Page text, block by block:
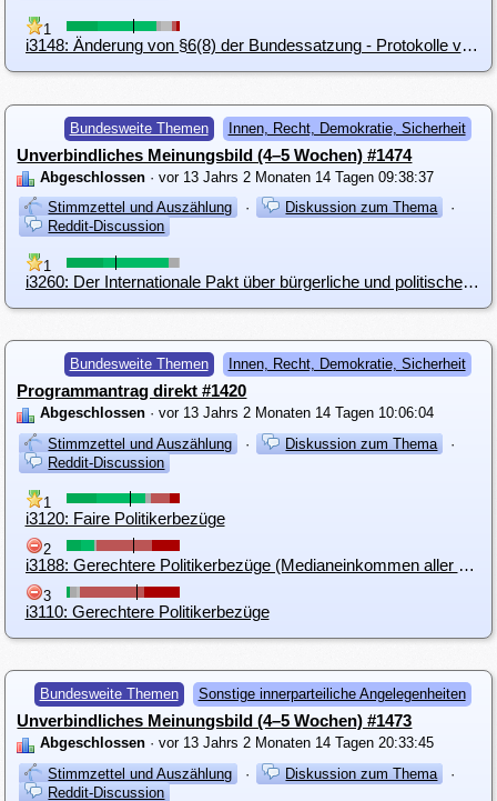
1
i3148: Änderung von §6(8) der Bundessatzung - Protokolle von Organen
Bundesweite Themen Innen, Recht, Demokratie, Sicherheit
Unverbindliches Meinungsbild (4–5 Wochen) #1474
Abgeschlossen · vor 13 Jahrs 2 Monaten 14 Tagen 09:38:37
Stimmzettel und Auszählung
· Diskussion zum Thema
·
Reddit-Discussion
1
i3260: Der Internationale Pakt über bürgerliche und politische Rechte (ICCPR-International Covenant on Civil and Political Rights)
Bundesweite Themen Innen, Recht, Demokratie, Sicherheit
Programmantrag direkt #1420
Abgeschlossen · vor 13 Jahrs 2 Monaten 14 Tagen 10:06:04
Stimmzettel und Auszählung
· Diskussion zum Thema
·
Reddit-Discussion
1
i3120: Faire Politikerbezüge
2
i3188: Gerechtere Politikerbezüge (Medianeinkommen aller mit Hauptwohnsitz in Ö)
3
i3110: Gerechtere Politikerbezüge
Bundesweite Themen Sonstige innerparteiliche Angelegenheiten
Unverbindliches Meinungsbild (4–5 Wochen) #1473
Abgeschlossen · vor 13 Jahrs 2 Monaten 14 Tagen 20:33:45
Stimmzettel und Auszählung
· Diskussion zum Thema
·
Reddit-Discussion